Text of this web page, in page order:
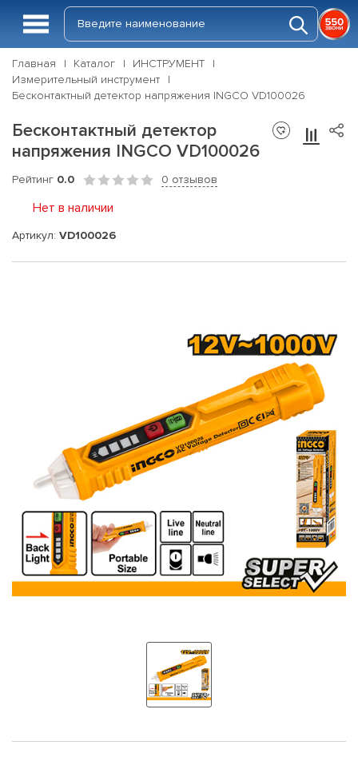
Главная Каталог
ИНСТРУМЕНТ
Измерительный инструмент
Бесконтактный детектор напряжения INGCO VD100026
Бесконтактный детектор
напряжения INGCO VD100026
Рейтинг 0.0 0 отзывов
Нет в наличии
Артикул: VD100026